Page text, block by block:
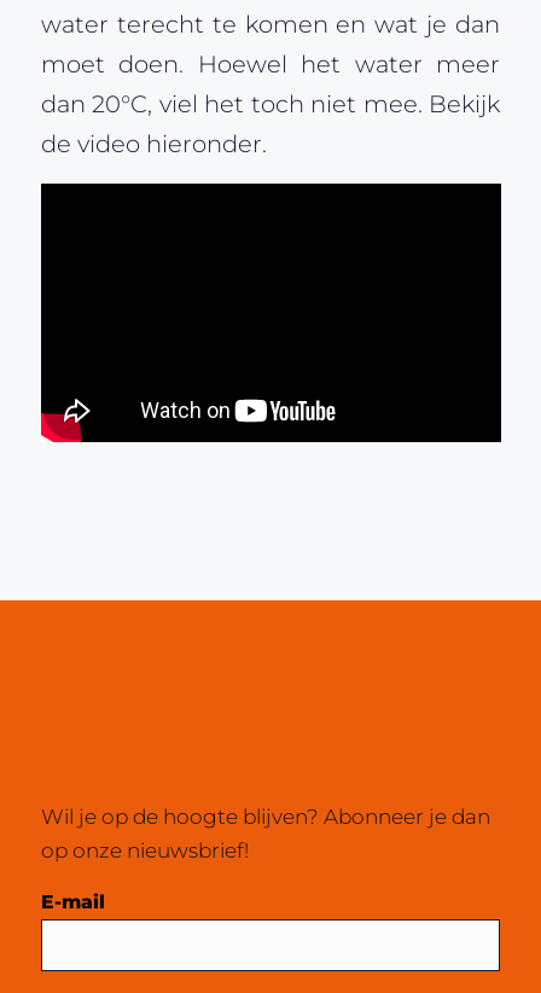
water terecht te komen en wat je dan
moet doen. Hoewel het water meer
dan 20°C, viel het toch niet mee. Bekijk
de video hieronder.
Wil je op de hoogte blijven? Abonneer je dan
op onze nieuwsbrief!
Mailchimp
E-mail